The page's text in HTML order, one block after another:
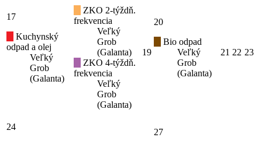
17
Kuchynský
odpad a olej
Veľký
Grob
(Galanta)
ZKO 2-týždň.
frekvencia
Veľký
Grob
(Galanta)
ZKO 4-týždň.
frekvencia
Veľký
Grob
(Galanta)
19
20
Bio odpad
Veľký
Grob
(Galanta)
21 22 23
24
27